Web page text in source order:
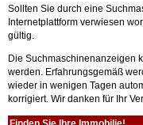
Sollten Sie durch eine
Internetplattform verwiesen
gültig.
Die Suchmaschinenanzeigen
werden. Erfahrungsgemäß
wieder in wenigen Tagen
korrigiert. Wir danken für Ihr